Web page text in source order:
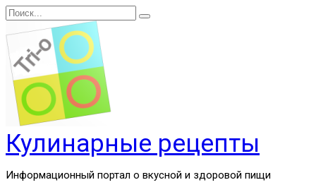
Перейти
к
содержанию
Search
for:
Кулинарные рецепты
Информационный портал о вкусной и здоровой пищи